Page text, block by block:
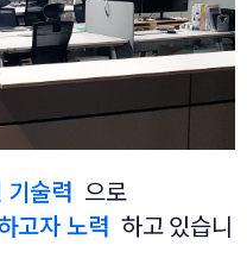
기술력 으로
고자 노력 하고 있습니